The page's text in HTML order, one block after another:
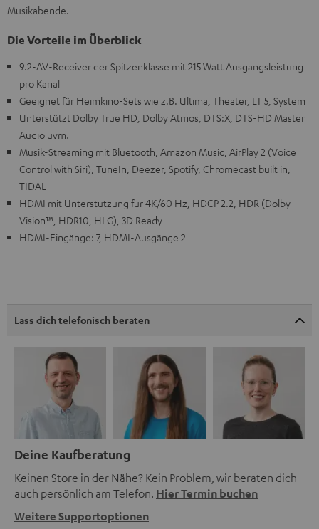
Musikabende.
Die Vorteile im Überblick
9.2-AV-Receiver der Spitzenklasse mit 215 Watt Ausgangsleistung
pro Kanal
Geeignet für Heimkino-Sets wie z.B. Ultima, Theater, LT 5, System
Unterstützt Dolby True HD, Dolby Atmos, DTS:X, DTS-HD Master
Audio uvm.
Musik-Streaming mit Bluetooth, Amazon Music, AirPlay 2 (Voice
Control with Siri), TuneIn, Deezer, Spotify, Chromecast built in,
TIDAL
HDMI mit Unterstützung für 4K/60 Hz, HDCP 2.2, HDR (Dolby
Vision™, HDR10, HLG), 3D Ready
HDMI-Eingänge: 7, HDMI-Ausgänge 2
Lass dich telefonisch beraten
Deine Kaufberatung
Keinen Store in der Nähe? Kein Problem, wir beraten dich
auch persönlich am Telefon. Hier Termin buchen
Weitere Supportoptionen